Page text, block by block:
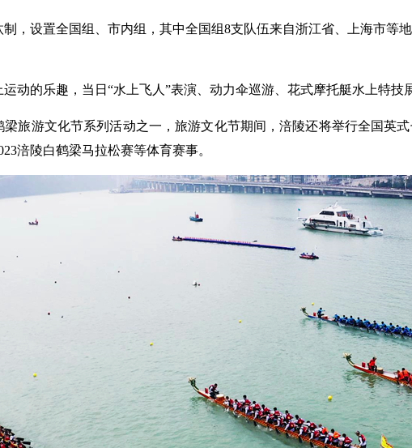
设置全国组、市内组，其中全国组8支队伍来自浙江省、上海市等
的乐趣，当日“水上飞人”表演、动力伞巡游、花式摩托艇水上特技
游文化节系列活动之一，旅游文化节期间，涪陵还将举行全国英
涪陵白鹤梁马拉松赛等体育赛事。